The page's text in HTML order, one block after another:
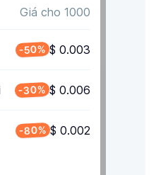
Giá cho 1000
-50% $ 0.003
-30% $ 0.006
-80% $ 0.002